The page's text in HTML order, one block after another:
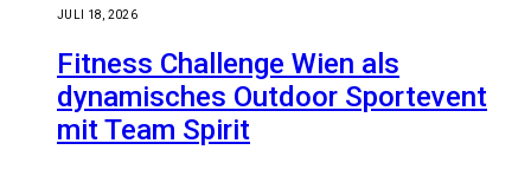
JULI 18, 2026
Fitness Challenge Wien als
dynamisches Outdoor Sportevent
mit Team Spirit